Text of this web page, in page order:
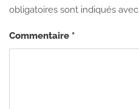
obligatoires sont indiqués avec
Commentaire *